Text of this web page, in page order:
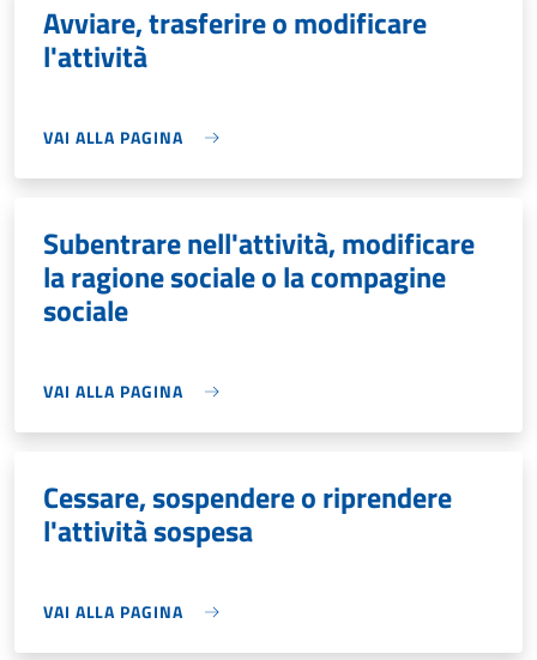
Avviare, trasferire o modificare
l'attività
VAI ALLA PAGINA
Subentrare nell'attività, modificare
la ragione sociale o la compagine
sociale
VAI ALLA PAGINA
Cessare, sospendere o riprendere
l'attività sospesa
VAI ALLA PAGINA